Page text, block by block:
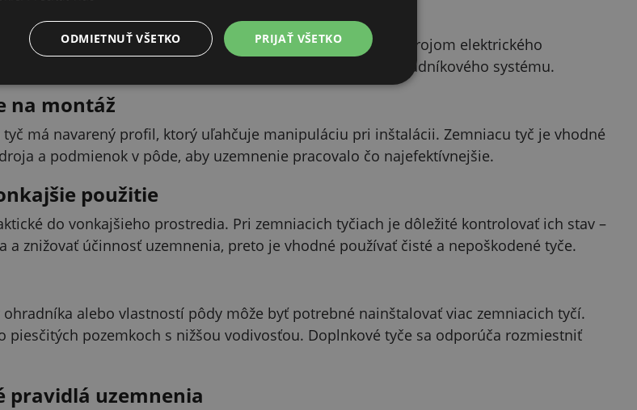
uzemňovacieho kábla
uzemňovacieho kábla, čo uľahčuje prepojenie so zdrojom elektrického
pripojenie je dôležité pre stabilnú funkciu celého ohradníkového systému.
na montáž
má navarený profil, ktorý uľahčuje manipuláciu pri inštalácii. Zemniacu tyč je vhodné
a podmienok v pôde, aby uzemnenie pracovalo čo najefektívnejšie.
použitie
do vonkajšieho prostredia. Pri zemniacich tyčiach je dôležité kontrolovať ich stav –
a znižovať účinnosť uzemnenia, preto je vhodné používať čisté a nepoškodené tyče.
alebo vlastností pôdy môže byť potrebné nainštalovať viac zemniacich tyčí.
piesčitých pozemkoch s nižšou vodivosťou. Doplnkové tyče sa odporúča rozmiestniť
pravidlá uzemnenia
PRIJAŤ VŠETKO
ODMIETNUŤ VŠETKO